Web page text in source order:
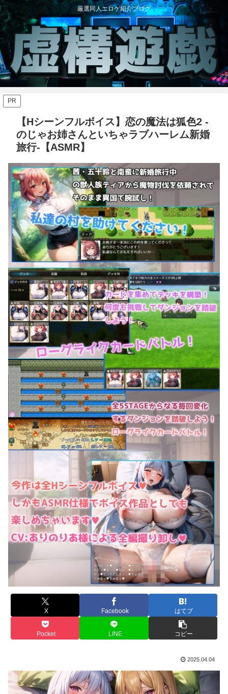
厳選同人エロゲ紹介ブログ
PR
【Hシーンフルボイス】恋の魔法は狐色2 -
のじゃお姉さんといちゃラブハーレム新婚
旅行-【ASMR】
X Facebook はてブ
Pocket LINE コピー
2025.04.04